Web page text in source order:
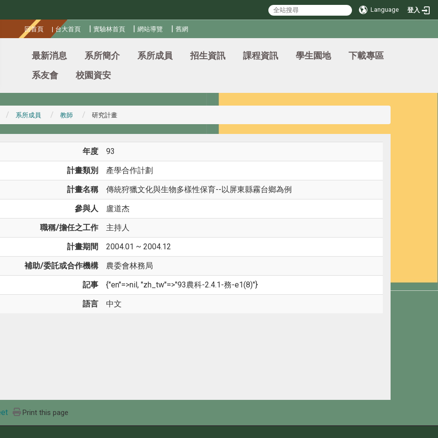
Language 登入
回首頁 | 台大首頁 | 實驗林首頁 |網站導覽 |舊網
最新消息 系所簡介 系所成員 招生資訊 課程資訊 學生園地
下載專區
系友會
校園資安
系所成員 教師 研究計畫
年度 93
計畫類別 產學合作計劃
計畫名稱 傳統狩獵文化與生物多樣性保育--以屏東縣霧台鄉為例
參與人 盧道杰
職稱/擔任之工作 主持人
計畫期間 2004.01 ~ 2004.12
補助/委託或合作機構 農委會林務局
記事 {"en"=>nil, "zh_tw"=>"93農科-2.4.1-務-e1(8)"}
語言 中文
Print this page